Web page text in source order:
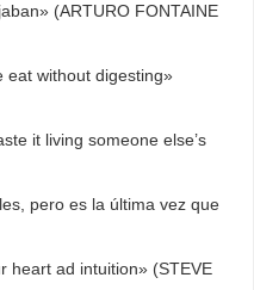
(ARTURO FONTAINE
eat without digesting»
it living someone else’s
pero es la última vez que
heart ad intuition» (STEVE